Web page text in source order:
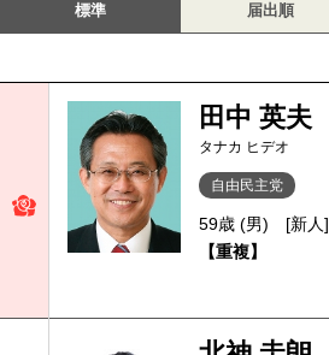
標準 届出順
田中 英夫
タナカ ヒデオ
自由民主党
59歳 (男)
[新人]
【重複】